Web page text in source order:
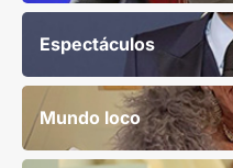
Espectáculos
Mundo loco